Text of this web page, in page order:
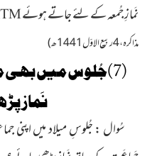
نَمازِ جُمعہ کے لئے جاتے ہوئے
مذاکرہ ، 4 ربیع الاوّل1441 ھ)
(7)جُلوس میں
نَماز
سُوال : جُلوسِ میلاد میں اپنی